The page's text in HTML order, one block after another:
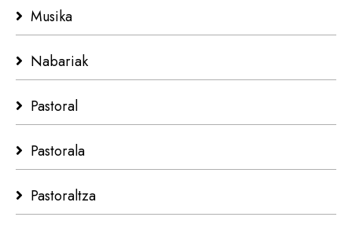
Musika
Nabariak
Pastoral
Pastorala
Pastoraltza